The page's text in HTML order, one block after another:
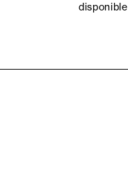
disponible